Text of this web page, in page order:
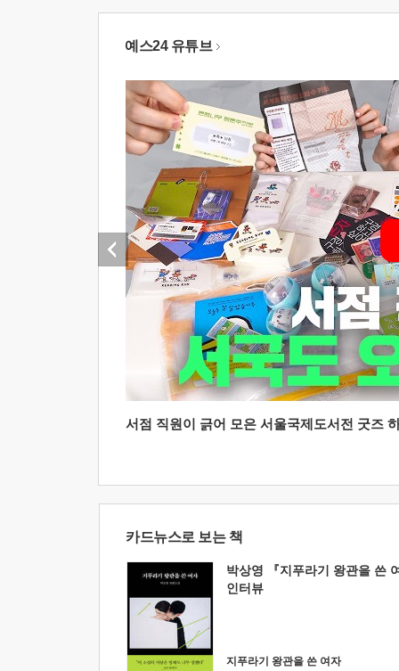
예스24 유튜브
서점 직원이 긁어 모은 서울국제도서전 굿즈
카드뉴스로 보는 책
박상영 『지푸라기 왕관을 쓴
인터뷰
지푸라기 왕관을 쓴 여자